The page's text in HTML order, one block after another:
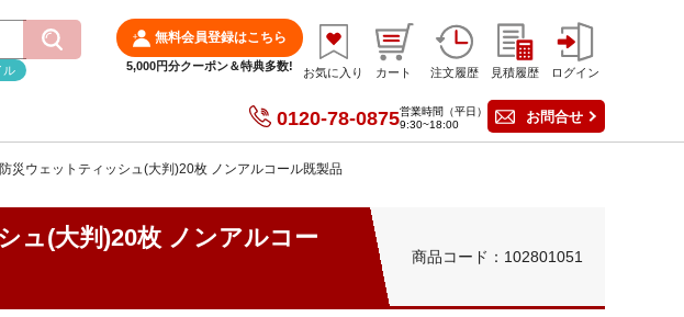
ル
無料会員登録はこちら
5,000円分クーポン＆特典多数! お気に入り カート 注文履歴 見積履歴 ログイン
0120-78-0875営業時間（平日）
9:30~18:00
お問合せ
災ウェットティッシュ(大判)20枚 ノンアルコール既製品
ュ(大判)20枚 ノンアルコー
商品コード：102801051